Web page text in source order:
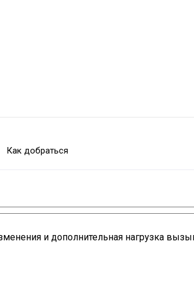
Как добраться
и дополнительная нагрузка